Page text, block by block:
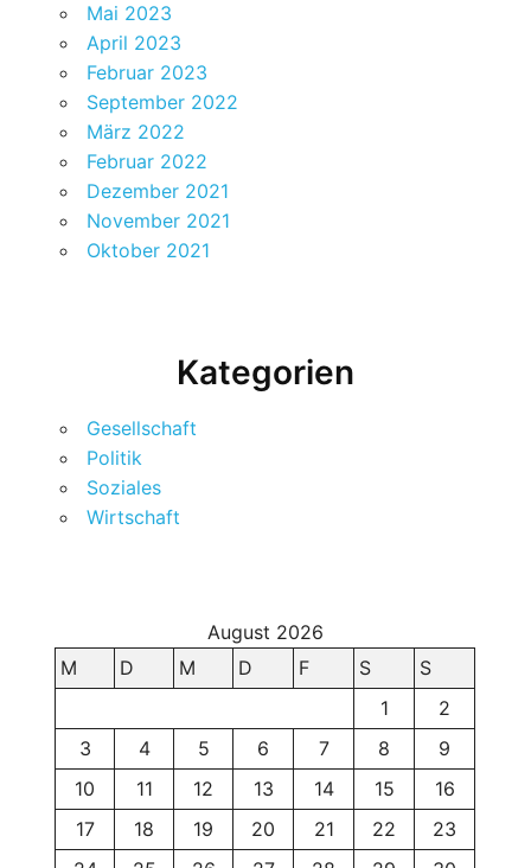
Mai 2023
April 2023
Februar 2023
September 2022
März 2022
Februar 2022
Dezember 2021
November 2021
Oktober 2021
Kategorien
Gesellschaft
Politik
Soziales
Wirtschaft
August 2026
M
D M D F S
S
1
2
3
4 5 6 7 8
9
10
11 12 13 14 15
16
17
18 19 20 21 22
23